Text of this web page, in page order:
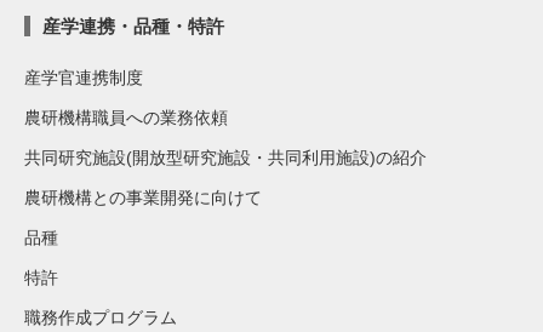
産学連携・品種・特許
産学官連携制度
農研機構職員への業務依頼
共同研究施設(開放型研究施設・共同利用施設)の紹介
農研機構との事業開発に向けて
品種
特許
職務作成プログラム